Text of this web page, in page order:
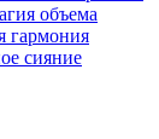
объема
гармония
сияние